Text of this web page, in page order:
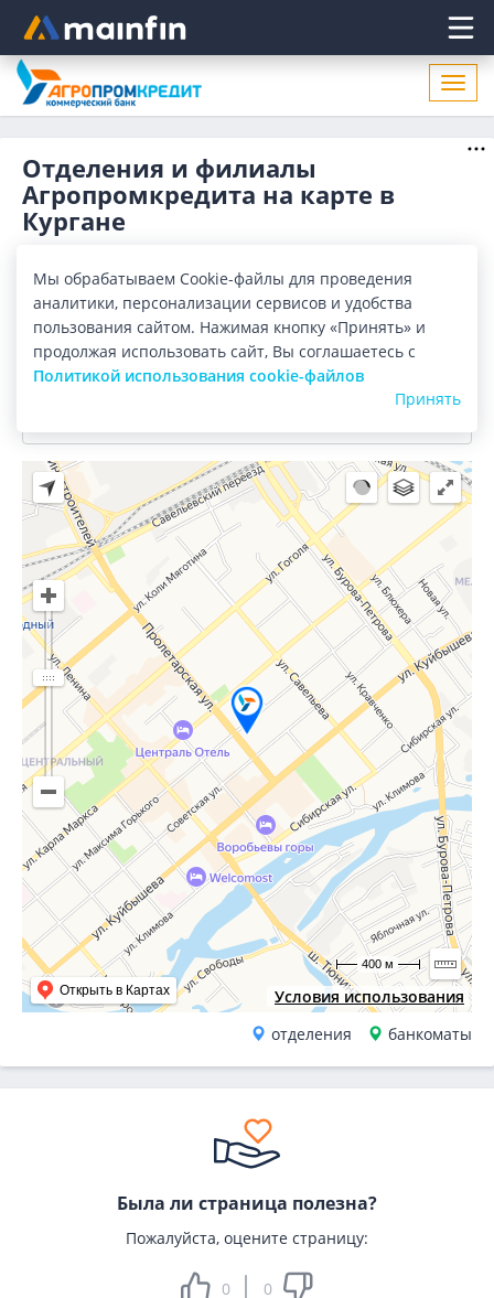
Главное меню
Отделения и филиалы
Агропромкредита на карте в
Кургане
Все банки Карта Список
Город:Курган
Условия использования
Открыть в Картах
400 м
отделения банкоматы
Была ли страница полезна?
Пожалуйста, оцените страницу:
0 0
Мы обрабатываем Cookie-файлы для проведения
аналитики, персонализации сервисов и удобства
пользования сайтом. Нажимая кнопку «Принять» и
продолжая использовать сайт, Вы соглашаетесь с
Политикой использования cookie-файлов
Принять